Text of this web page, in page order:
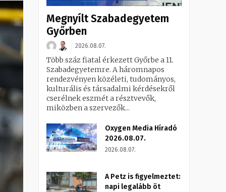
Megnyílt Szabadegyetem
Győrben
2026.08.07.
Több száz fiatal érkezett Győrbe a 11.
Szabadegyetemre. A háromnapos
rendezvényen közéleti, tudományos,
kulturális és társadalmi kérdésekről
cserélnek eszmét a résztvevők,
miközben a szervezők...
Oxygen Media Híradó
2026.08.07.
2026.08.07.
A Petz is figyelmeztet:
napi legalább öt